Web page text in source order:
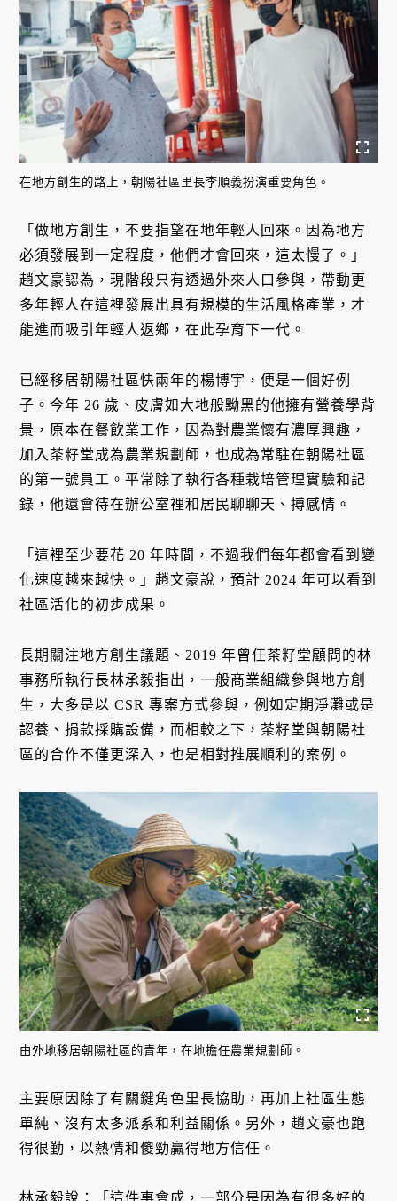
在地方創生的路上，朝陽社區里長李順義扮演重要角色。
「做地方創生，不要指望在地年輕人回來。因為地方
必須發展到一定程度，他們才會回來，這太慢了。」
趙文豪認為，現階段只有透過外來人口參與，帶動更
多年輕人在這裡發展出具有規模的生活風格產業，才
能進而吸引年輕人返鄉，在此孕育下一代。
已經移居朝陽社區快兩年的楊博宇，便是一個好例
子。今年 26 歲、皮膚如大地般黝黑的他擁有營養學背
景，原本在餐飲業工作，因為對農業懷有濃厚興趣，
加入茶籽堂成為農業規劃師，也成為常駐在朝陽社區
的第一號員工。平常除了執行各種栽培管理實驗和記
錄，他還會待在辦公室裡和居民聊聊天、搏感情。
「這裡至少要花 20 年時間，不過我們每年都會看到變
化速度越來越快。」趙文豪說，預計 2024 年可以看到
社區活化的初步成果。
長期關注地方創生議題、2019 年曾任茶籽堂顧問的林
事務所執行長林承毅指出，一般商業組織參與地方創
生，大多是以 CSR 專案方式參與，例如定期淨灘或是
認養、捐款採購設備，而相較之下，茶籽堂與朝陽社
區的合作不僅更深入，也是相對推展順利的案例。
由外地移居朝陽社區的青年，在地擔任農業規劃師。
主要原因除了有關鍵角色里長協助，再加上社區生態
單純、沒有太多派系和利益關係。另外，趙文豪也跑
得很勤，以熱情和傻勁贏得地方信任。